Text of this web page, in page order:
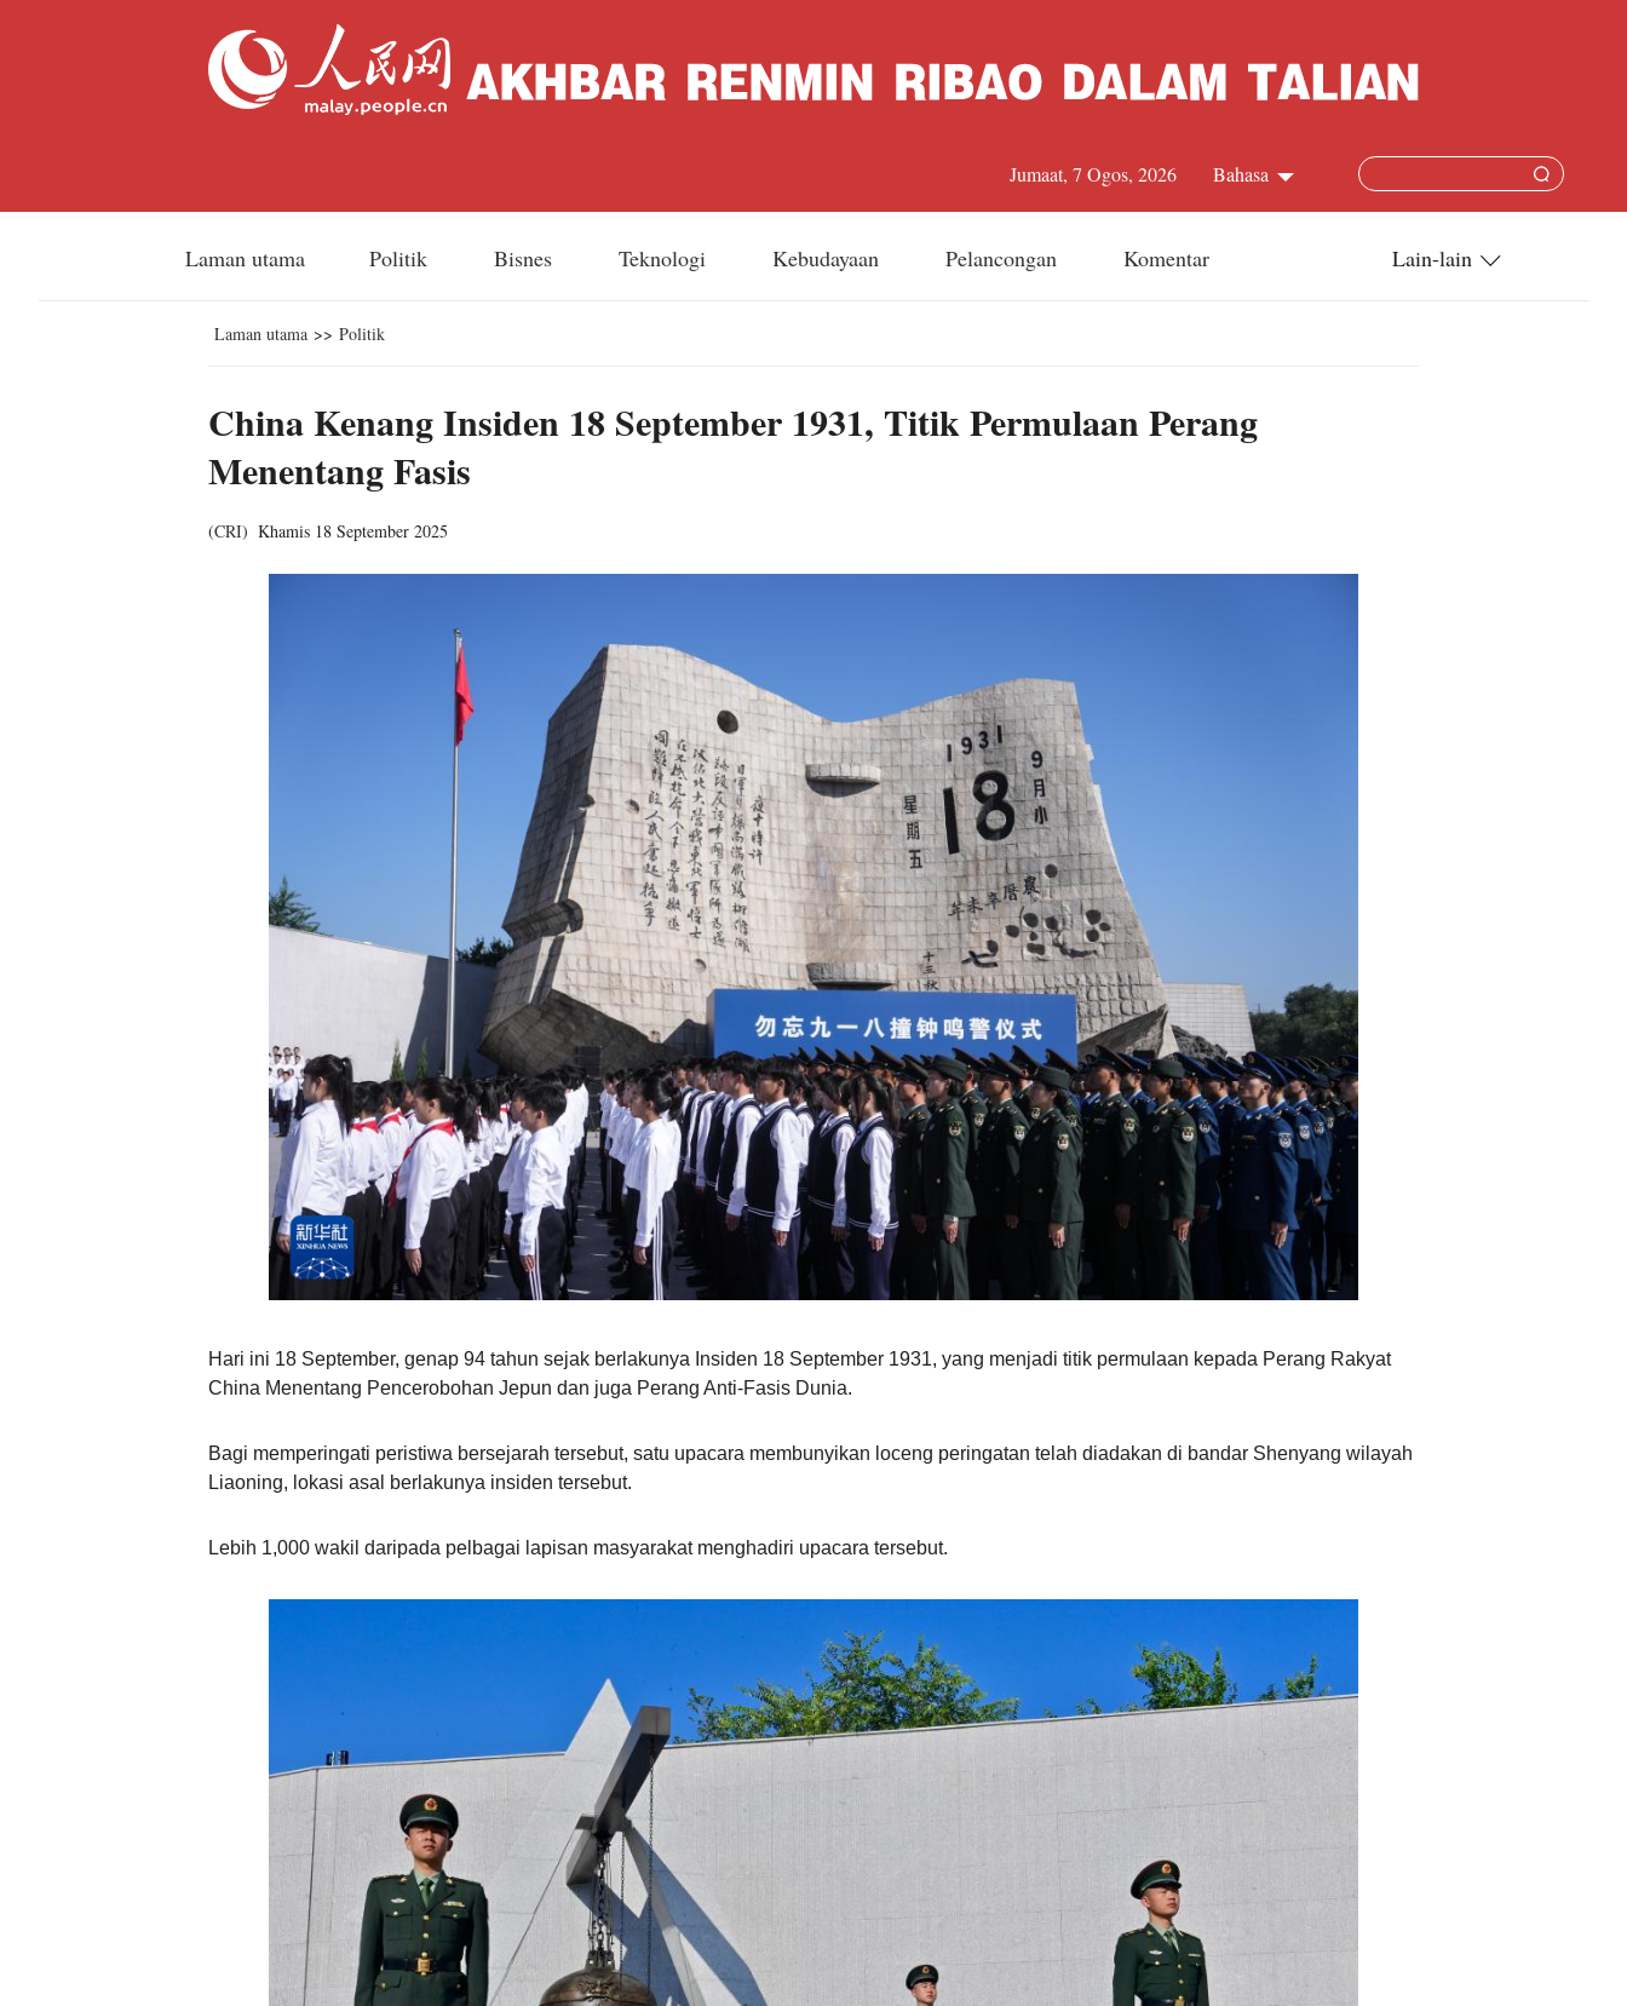
Bahasa
Français
ภาษาไทย
Bahasa Melayu
Ελληνικά
Tiếng Việt
Jumaat, 7 Ogos, 2026
Laman utama Politik Bisnes Teknologi Kebudayaan Pelancongan Komentar Lain-lain
Laman utama >> Politik
China Kenang Insiden 18 September 1931, Titik Permulaan Perang
Menentang Fasis
(CRI) Khamis 18 September 2025
Hari ini 18 September, genap 94 tahun sejak berlakunya Insiden 18 September 1931, yang menjadi titik permulaan kepada Perang Rakyat
China Menentang Pencerobohan Jepun dan juga Perang Anti-Fasis Dunia.
Bagi memperingati peristiwa bersejarah tersebut, satu upacara membunyikan loceng peringatan telah diadakan di bandar Shenyang wilayah
Liaoning, lokasi asal berlakunya insiden tersebut.
Lebih 1,000 wakil daripada pelbagai lapisan masyarakat menghadiri upacara tersebut.